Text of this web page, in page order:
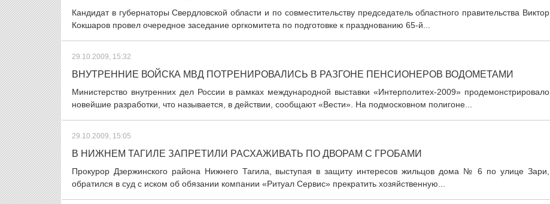
Кандидат в губернаторы Свердловской области и по совместительству председатель областного правительства Виктор
Кокшаров провел очередное заседание оргкомитета по подготовке к празднованию 65-й...
29.10.2009, 15:32
ВНУТРЕННИЕ ВОЙСКА МВД ПОТРЕНИРОВАЛИСЬ В РАЗГОНЕ ПЕНСИОНЕРОВ ВОДОМЕТАМИ
Министерство внутренних дел России в рамках международной выставки «Интерполитех-2009» продемонстрировало
новейшие разработки, что называется, в действии, сообщают «Вести». На подмосковном полигоне...
29.10.2009, 15:05
В НИЖНЕМ ТАГИЛЕ ЗАПРЕТИЛИ РАСХАЖИВАТЬ ПО ДВОРАМ С ГРОБАМИ
Прокурор Дзержинского района Нижнего Тагила, выступая в защиту интересов жильцов дома № 6 по улице Зари,
обратился в суд с иском об обязании компании «Ритуал Сервис» прекратить хозяйственную...